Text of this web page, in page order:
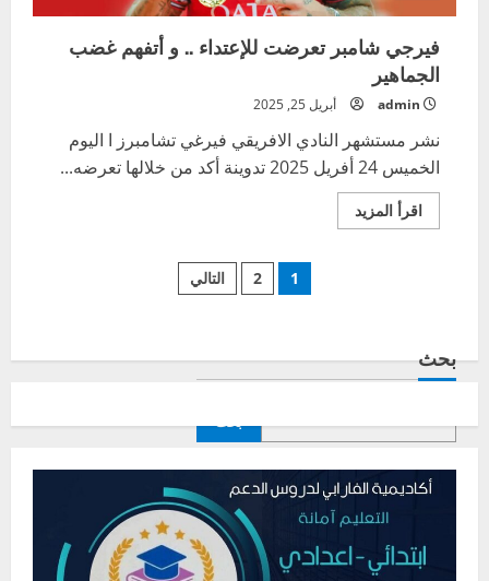
فيرجي شامبر تعرضت للإعتداء .. و أتفهم غضب
الجماهير
admin أبريل 25, 2025
نشر مستشهر النادي الافريقي فيرغي تشامبرز ا اليوم
الخميس 24 أفريل 2025 تدوينة أكد من خلالها تعرضه...
اقرأ المزيداقرأ
المزيد
للإعتداء
غضب
الجماهير
تعدد
المقالات
1
2 التالي
بحث
بحث